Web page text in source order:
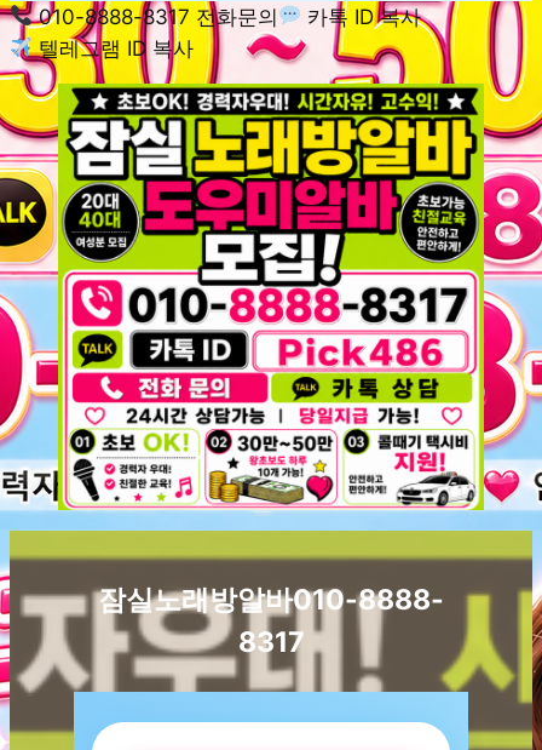
010-8888-8317 전화문의
카톡 ID 복사
텔레그램 ID 복사
잠실노래방알바010-8888-
8317